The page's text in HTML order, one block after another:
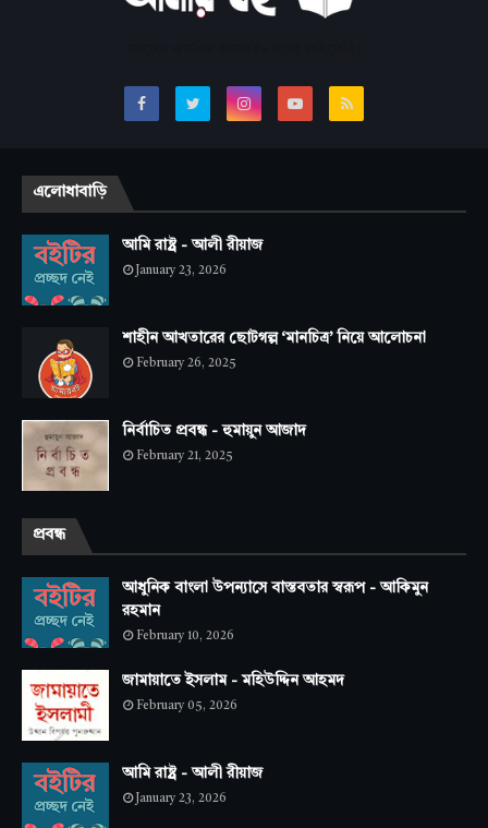
এলোধাবাড়ি
আমি রাষ্ট্র - আলী রীয়াজ
January 23, 2026
শাহীন আখতারের ছোটগল্প ‘মানচিত্র’ নিয়ে আলোচনা
February 26, 2025
নির্বাচিত প্রবন্ধ - হুমায়ুন আজাদ
February 21, 2025
প্রবন্ধ
আধুনিক বাংলা উপন্যাসে বাস্তবতার স্বরূপ - আকিমুন
রহমান
February 10, 2026
জামায়াতে ইসলাম - মহিউদ্দিন আহমদ
February 05, 2026
আমি রাষ্ট্র - আলী রীয়াজ
January 23, 2026